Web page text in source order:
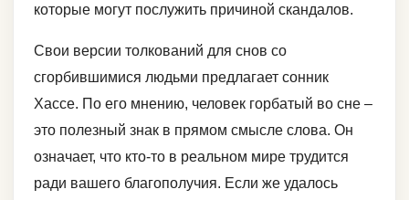
которые могут послужить причиной скандалов.
Свои версии толкований для снов со
сгорбившимися людьми предлагает сонник
Хассе. По его мнению, человек горбатый во сне –
это полезный знак в прямом смысле слова. Он
означает, что кто-то в реальном мире трудится
ради вашего благополучия. Если же удалось